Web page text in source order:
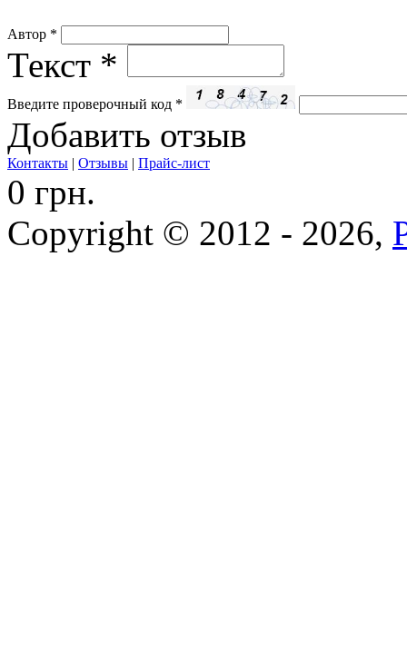
Автор *
Текст *
Введите проверочный код *
Добавить отзыв
Контакты | Отзывы | Прайс-лист
0 грн.
Copyright © 2012 - 2026,